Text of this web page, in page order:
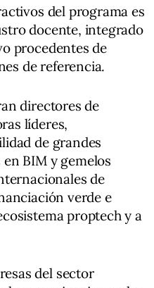
del programa es
docente, integrado
procedentes de
de referencia.
directores de
líderes,
de grandes
BIM y gemelos
de
verde e
proptech y a
del sector